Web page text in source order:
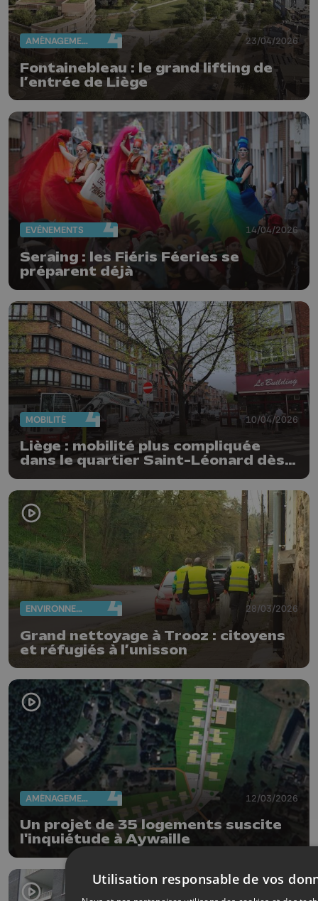
AMÉNAGEMENT DU TERRITOIRE 23/04/2026
Fontainebleau : le grand lifting de
l’entrée de Liège
EVÈNEMENTS 14/04/2026
Seraing : les Fiéris Féeries se
préparent déjà
MOBILITÉ 10/04/2026
Liège : mobilité plus compliquée
dans le quartier Saint-Léonard dès
le 11 avril
ENVIRONNEMENT 28/03/2026
Grand nettoyage à Trooz : citoyens
et réfugiés à l’unisson
AMÉNAGEMENT DU TERRITOIRE 12/03/2026
Un projet de 35 logements suscite
l'inquiétude à Aywaille
Utilisation responsable de vos